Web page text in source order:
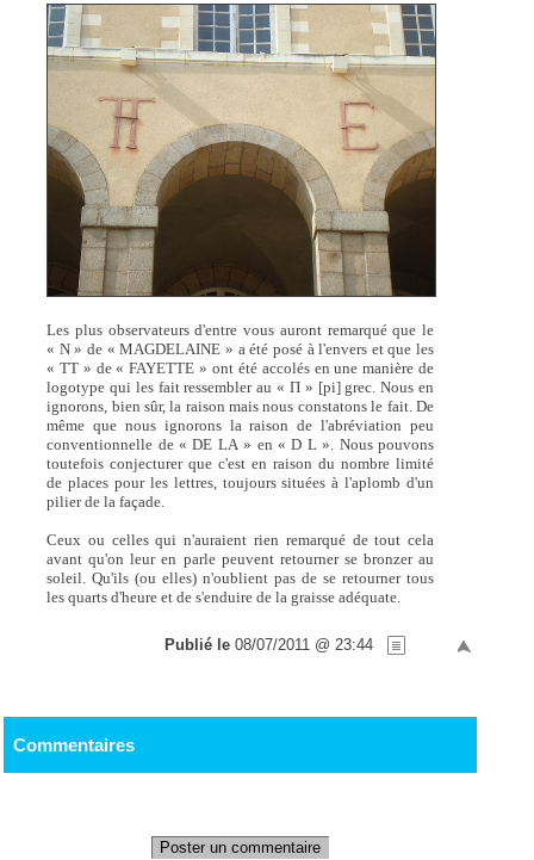
Les plus observateurs d'entre vous auront remarqué que le
« N » de « MAGDELAINE » a été posé à l'envers et que les
« TT » de « FAYETTE » ont été accolés en une manière de
logotype qui les fait ressembler au « Π » [pi] grec. Nous en
ignorons, bien sûr, la raison mais nous constatons le fait. De
même que nous ignorons la raison de l'abréviation peu
conventionnelle de « DE LA » en « D L ». Nous pouvons
toutefois conjecturer que c'est en raison du nombre limité
de places pour les lettres, toujours situées à l'aplomb d'un
pilier de la façade.
Ceux ou celles qui n'auraient rien remarqué de tout cela
avant qu'on leur en parle peuvent retourner se bronzer au
soleil. Qu'ils (ou elles) n'oublient pas de se retourner tous
les quarts d'heure et de s'enduire de la graisse adéquate.
Publié le 08/07/2011 @ 23:44
Commentaires
Poster un commentaire